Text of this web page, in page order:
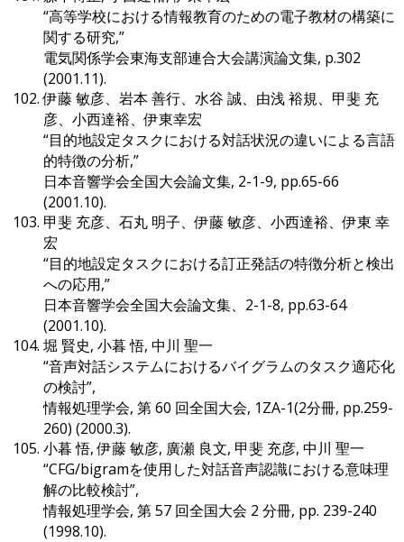
“高等学校における情報教育のための電子教材の構築に
関する研究,”
電気関係学会東海支部連合大会講演論文集, p.302
(2001.11).
伊藤 敏彦、岩本 善行、水谷 誠、由浅 裕規、甲斐 充
彦、小西達裕、伊東幸宏
“目的地設定タスクにおける対話状況の違いによる言語
的特徴の分析,”
日本音響学会全国大会論文集, 2-1-9, pp.65-66
(2001.10).
甲斐 充彦、石丸 明子、伊藤 敏彦、小西達裕、伊東 幸
宏
“目的地設定タスクにおける訂正発話の特徴分析と検出
への応用,”
日本音響学会全国大会論文集、2-1-8, pp.63-64
(2001.10).
堀 賢史, 小暮 悟, 中川 聖一
“音声対話システムにおけるバイグラムのタスク適応化
の検討”,
情報処理学会, 第 60 回全国大会, 1ZA-1(2分冊, pp.259-
260) (2000.3).
小暮 悟, 伊藤 敏彦, 廣瀬 良文, 甲斐 充彦, 中川 聖一
“CFG/bigramを使用した対話音声認識における意味理
解の比較検討”,
情報処理学会, 第 57 回全国大会 2 分冊, pp. 239-240
(1998.10).